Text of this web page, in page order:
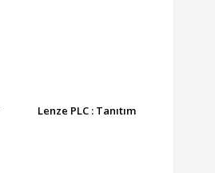
Lenze PLC : Tanıtım